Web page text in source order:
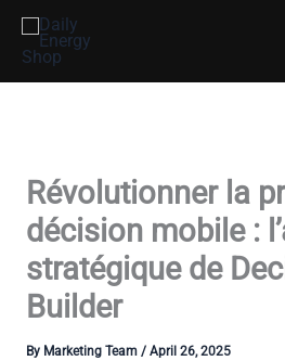
content
Révolutionner la
décision mobile :
stratégique de
Builder
By Marketing Team / April 26, 2025